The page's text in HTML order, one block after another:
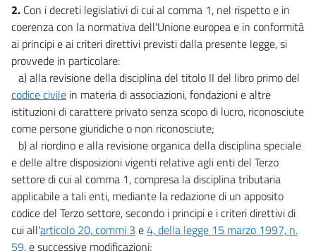
2. Con i decreti legislativi di cui al comma 1, nel rispetto e in
coerenza con la normativa dell'Unione europea e in conformità
ai principi e ai criteri direttivi previsti dalla presente legge, si
provvede in particolare:
a) alla revisione della disciplina del titolo II del libro primo del
codice civile in materia di associazioni, fondazioni e altre
istituzioni di carattere privato senza scopo di lucro, riconosciute
come persone giuridiche o non riconosciute;
b) al riordino e alla revisione organica della disciplina speciale
e delle altre disposizioni vigenti relative agli enti del Terzo
settore di cui al comma 1, compresa la disciplina tributaria
applicabile a tali enti, mediante la redazione di un apposito
codice del Terzo settore, secondo i principi e i criteri direttivi di
cui all'articolo 20, commi 3 e4, della legge 15 marzo 1997, n.
59, e successive modificazioni;